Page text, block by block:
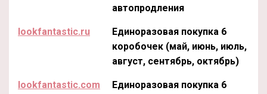
автопродления
lookfantastic.ru
Единоразовая покупка 6
коробочек (май, июнь, июль,
август, сентябрь, октябрь)
lookfantastic.com Единоразовая покупка 6